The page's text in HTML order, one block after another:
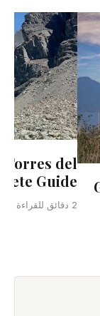
Torres del
Guide
2 دقائق للقراءة